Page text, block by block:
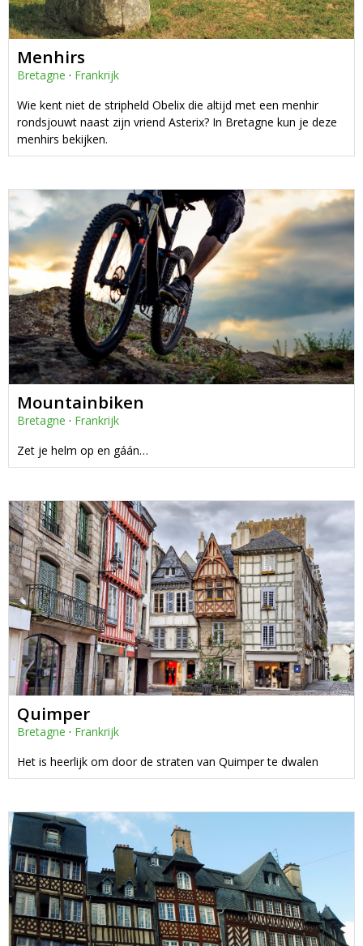
Menhirs
Bretagne · Frankrijk
Wie kent niet de stripheld Obelix die altijd met een menhir
rondsjouwt naast zijn vriend Asterix? In Bretagne kun je deze
menhirs bekijken.
Mountainbiken
Bretagne · Frankrijk
Zet je helm op en gáán…
Quimper
Bretagne · Frankrijk
Het is heerlijk om door de straten van Quimper te dwalen